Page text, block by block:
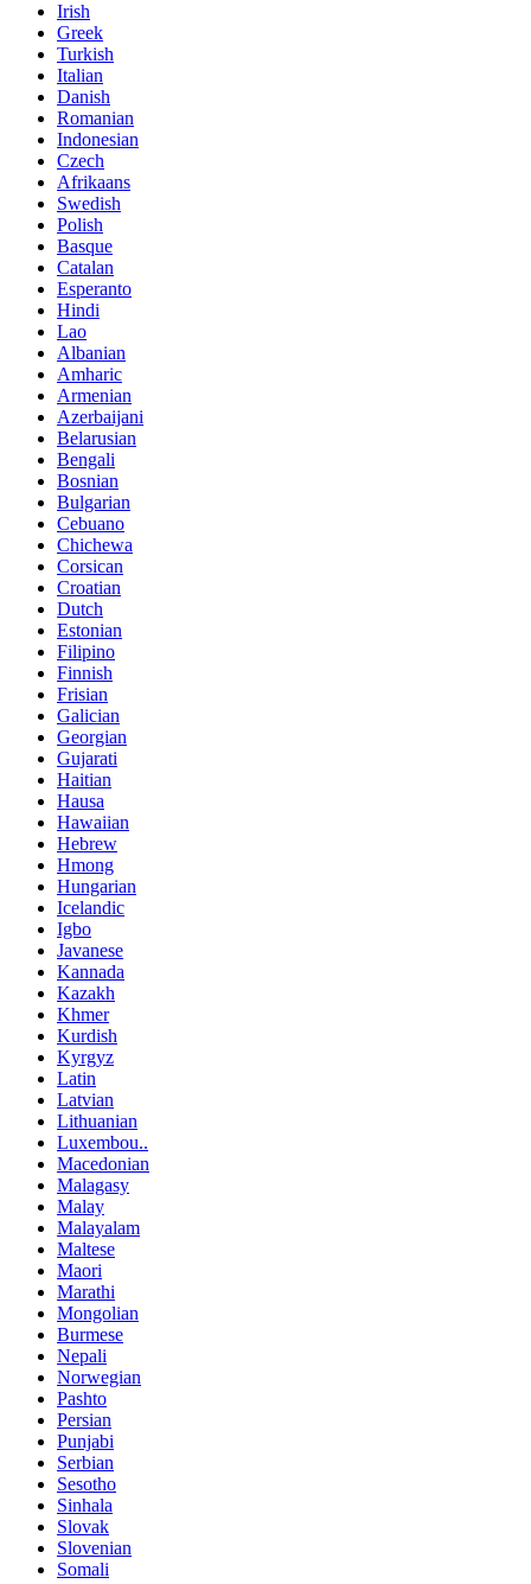
Irish
Greek
Turkish
Italian
Danish
Romanian
Indonesian
Czech
Afrikaans
Swedish
Polish
Basque
Catalan
Esperanto
Hindi
Lao
Albanian
Amharic
Armenian
Azerbaijani
Belarusian
Bengali
Bosnian
Bulgarian
Cebuano
Chichewa
Corsican
Croatian
Dutch
Estonian
Filipino
Finnish
Frisian
Galician
Georgian
Gujarati
Haitian
Hausa
Hawaiian
Hebrew
Hmong
Hungarian
Icelandic
Igbo
Javanese
Kannada
Kazakh
Khmer
Kurdish
Kyrgyz
Latin
Latvian
Lithuanian
Luxembou..
Macedonian
Malagasy
Malay
Malayalam
Maltese
Maori
Marathi
Mongolian
Burmese
Nepali
Norwegian
Pashto
Persian
Punjabi
Serbian
Sesotho
Sinhala
Slovak
Slovenian
Somali